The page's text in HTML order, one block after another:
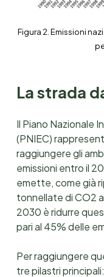
Figura 2. Emissioni
La strada
Il Piano Nazionale
(PNIEC)
raggiungere gli
emissioni entro il
emette, come già
tonnellate di CO2
2030 è ridurre
pari al 45% delle
Per raggiungere
tre pilastri